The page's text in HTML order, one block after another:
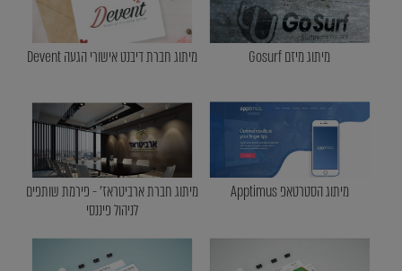
מיתוג מיזם Gosurf מיתוג חברת דיבנט אישורי הגעה Devent
מיתוג הסטרטאפ Apptimus
מיתוג חברת ארביטראז' - פירמת שותפים
לניהול פיננסי